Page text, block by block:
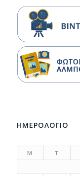
ΗΜΕΡΟΛΟΓΙΟ
M T